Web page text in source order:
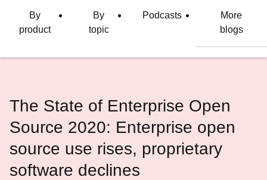
By
product
By
topic
Podcasts
More
blogs
The State of Enterprise Open
Source 2020: Enterprise open
source use rises, proprietary
software declines